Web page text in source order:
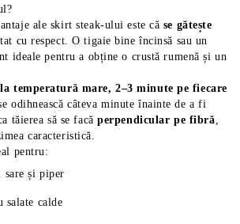
ale skirt steak-ului este că se gătește
cu respect. O tigaie bine încinsă sau un
ideale pentru a obține o crustă rumenă și un
la temperatură mare, 2–3 minute pe fiecare
odihnească câteva minute înainte de a fi
tăierea să se facăperpendicular pe fibră,
caracteristică.
pentru:
sare și piper
salate calde